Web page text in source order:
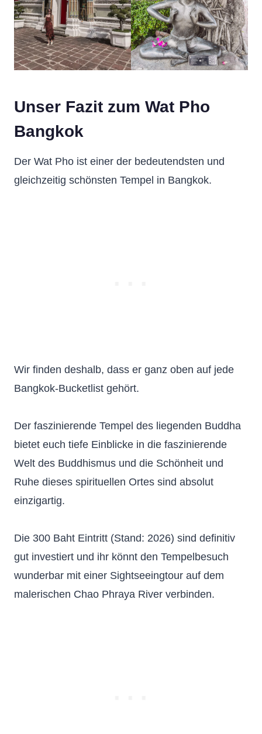
Unser Fazit zum Wat Pho
Bangkok
Der Wat Pho ist einer der bedeutendsten und
gleichzeitig schönsten Tempel in Bangkok.
Wir finden deshalb, dass er ganz oben auf jede
Bangkok-Bucketlist gehört.
Der faszinierende Tempel des liegenden Buddha
bietet euch tiefe Einblicke in die faszinierende
Welt des Buddhismus und die Schönheit und
Ruhe dieses spirituellen Ortes sind absolut
einzigartig.
Die 300 Baht Eintritt (Stand: 2026) sind definitiv
gut investiert und ihr könnt den Tempelbesuch
wunderbar mit einer Sightseeingtour auf dem
malerischen Chao Phraya River verbinden.